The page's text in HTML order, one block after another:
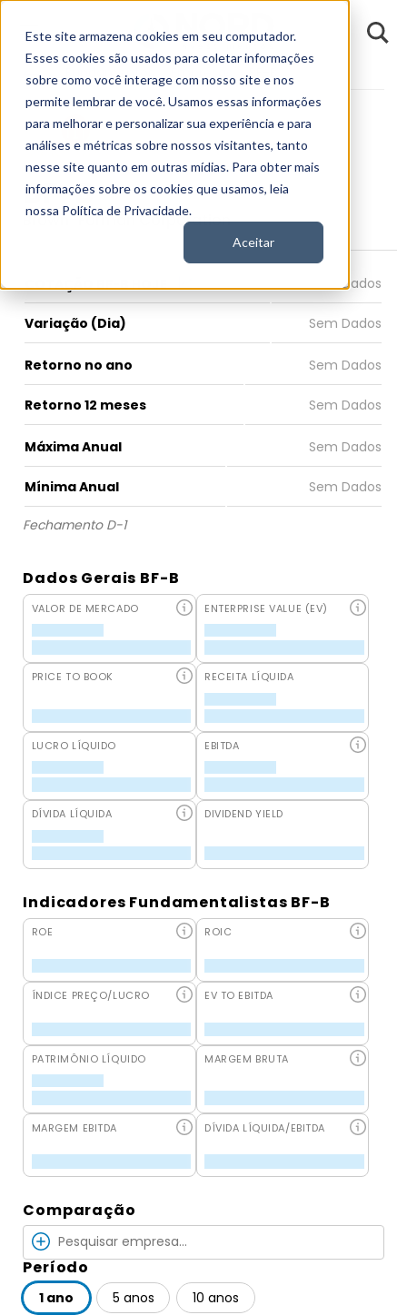
Este site armazena cookies em seu computador.
Esses cookies são usados para coletar informações
sobre como você interage com nosso site e nos
permite lembrar de você. Usamos essas informações
para melhorar e personalizar sua experiência e para
análises e métricas sobre nossos visitantes, tanto
nesse site quanto em outras mídias. Para obter mais
informações sobre os cookies que usamos, leia
nossa Política de Privacidade.
Aceitar
Fundamentos BF-B
BF-B
Brown-Forman Corporation
COTAÇÃO BF-B HOJE
Variação (Dia)
Retorno no ano
Retorno 12 meses
Máxima Anual
Mínima Anual
Fechamento D-1
Dados Gerais BF-B
VALOR DE MERCADO ENTERPRISE VALUE (EV)
PRICE TO BOOK RECEITA LÍQUIDA
LUCRO LÍQUIDO EBITDA
DÍVIDA LÍQUIDA DIVIDEND YIELD
Indicadores Fundamentalistas BF-B
ROE ROIC
ÍNDICE PREÇO/LUCRO EV TO EBITDA
PATRIMÔNIO LÍQUIDO MARGEM BRUTA
MARGEM EBITDA DÍVIDA LÍQUIDA/EBITDA
Comparação
Período
1 ano 5 anos 10 anos